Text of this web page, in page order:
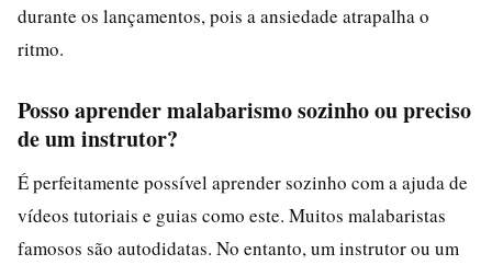
durante os lançamentos, pois a ansiedade atrapalha o
ritmo.
Posso aprender malabarismo sozinho ou preciso
de um instrutor?
É perfeitamente possível aprender sozinho com a ajuda de
vídeos tutoriais e guias como este. Muitos malabaristas
famosos são autodidatas. No entanto, um instrutor ou um